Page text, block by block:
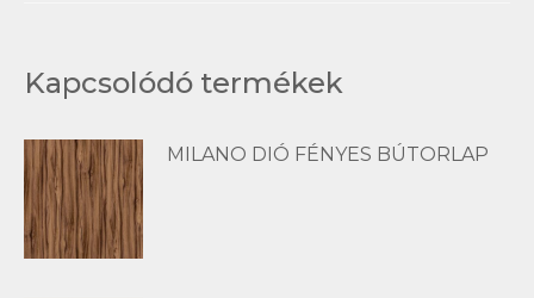
Kapcsolódó termékek
MILANO DIÓ FÉNYES BÚTORLAP